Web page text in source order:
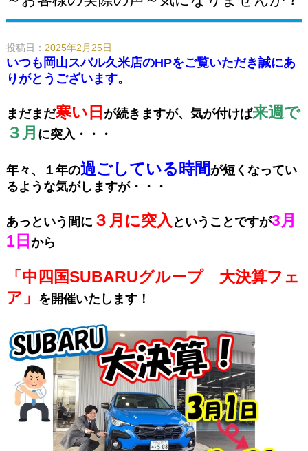
投稿日： 2025年2月25日
いつも岡山スバル久米店のHPをご覧いただき誠にあ
りがとうございます。
まだまだ寒い日 が続きますが、気が付けば来週で
３月 に突入・・・
年々、１年の過ごしている時間 が短くなってい
るような気がしますが・・・
あっという間に ３月に突入 ということですが3月
1日 から
「中四国SUBARUグループ 大決算フェ
ア」
を開催いたします！